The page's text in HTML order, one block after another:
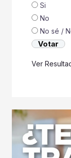
Si
No
No sé /
Ver